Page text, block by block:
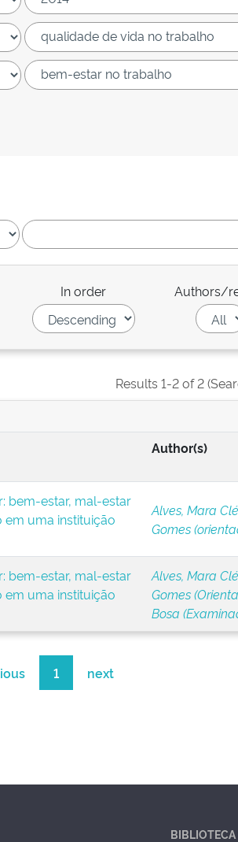
In order Authors/
Results 1-2 of 2
Author(s)
bem-estar, mal-estar
uma instituição
Alves, Mara
Gomes
bem-estar, mal-estar
uma instituição
Alves, Mara
Gomes
Bosa
1 next